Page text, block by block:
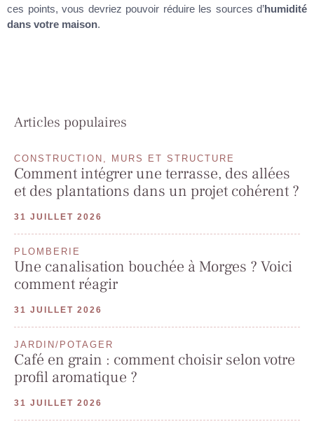
ces points, vous devriez pouvoir réduire les sources d’humidité
dans votre maison.
Articles populaires
CONSTRUCTION, MURS ET STRUCTURE
Comment intégrer une terrasse, des allées
et des plantations dans un projet cohérent ?
31 JUILLET 2026
PLOMBERIE
Une canalisation bouchée à Morges ? Voici
comment réagir
31 JUILLET 2026
JARDIN/POTAGER
Café en grain : comment choisir selon votre
profil aromatique ?
31 JUILLET 2026